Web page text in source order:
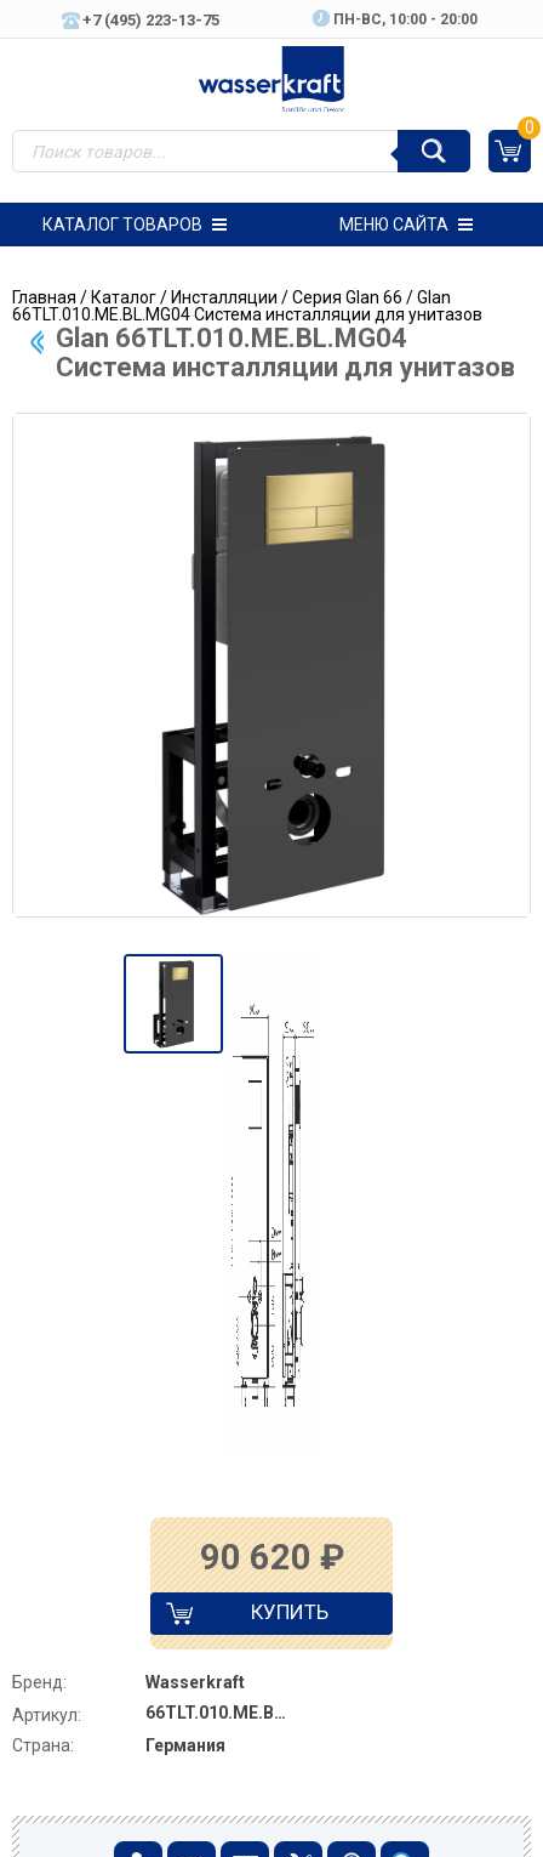
+7 (495) 223-13-75 ПН-ВC, 10:00 - 20:00
0
КАТАЛОГ ТОВАРОВ МЕНЮ САЙТА
Главная /Каталог/Инсталляции /Серия Glan 66 / Glan
66TLT.010.ME.BL.MG04 Система инсталляции для унитазов
Glan 66TLT.010.ME.BL.MG04
Система инсталляции для унитазов
90 620 ₽
КУПИТЬ
Бренд:
Wasserkraft
Артикул:
66TLT.010.ME.BL.MG04
Страна:
Германия